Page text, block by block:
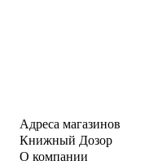
Адреса магазинов
Книжный Дозор
О компании